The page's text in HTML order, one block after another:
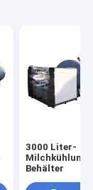
3000 Liter-
Behälter